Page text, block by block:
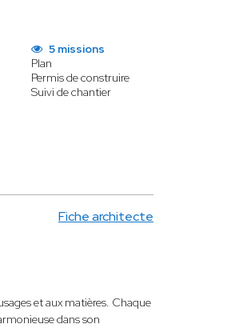
5 missions
Plan
Permis de construire
Suivi de chantier
Fiche architecte
et aux matières. Chaque
dans son